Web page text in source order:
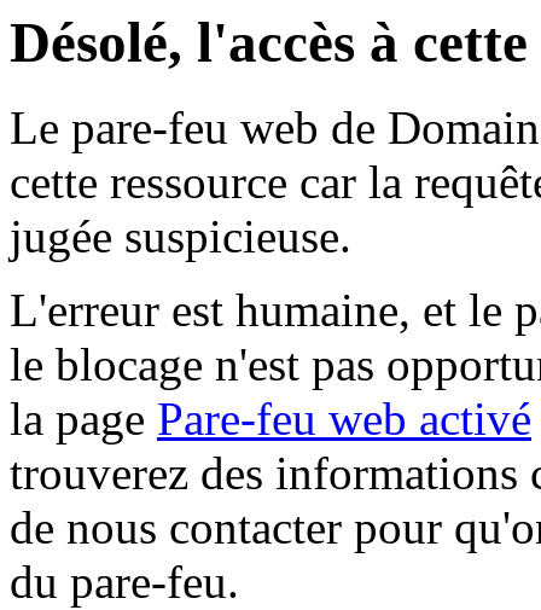
Désolé, l'accès à
Le pare-feu web de
cette ressource car la
jugée suspicieuse.
L'erreur est humaine, et le
le blocage n'est pas
la page Pare-feu web activé
trouverez des informations
de nous contacter pour
du pare-feu.